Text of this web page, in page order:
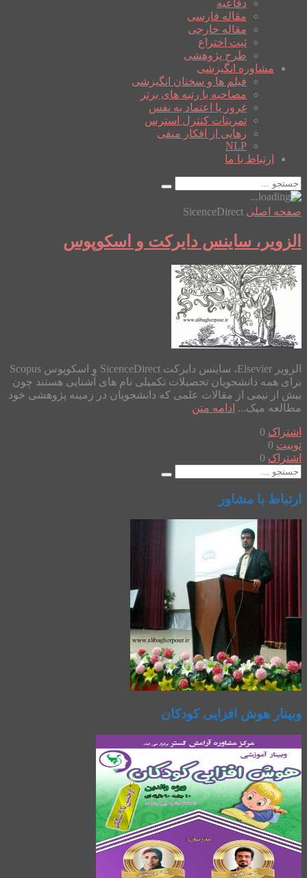
دفاعیه
مقاله فارسی
مقاله خارجی
ثبت اختراع
طرح پژوهشی
مشاوره انگیزشی
فیلم ها و سخنان انگیزشی
مصاحبه با رتبه های برتر
غرور یا اعتماد به نفس
تمرینات کنترل استرس
رهایی از افکار منفی
NLP
ارتباط با ما
صفحه اصلی SicenceDirect
الزویر، ساینس دایرکت و اسکوپوس
الزویر Elsevier، ساینس دایرکت SicenceDirect و اسکوپوس Scopus
برای همه دانشجویان تحصیلات تکمیلی نام های آشنایی هستند چون
بیش از نیمی از مقالات علمی که دانشجویان در زمینه پژوهشی خود
مطالعه میک... ادامه متن
اشتراک 0
توییت 0
اشتراک 0
ارتباط با مشاور
وبینار هوش افزایی کودکان